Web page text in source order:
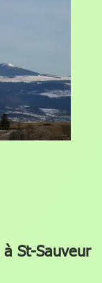
St-Sauveur